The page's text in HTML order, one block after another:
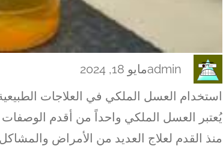
adminمايو 18, 2024
استخدام العسل الملكي في العلاجات
يُعتبر العسل الملكي واحداً من أقدم
منذ القدم لعلاج العديد من الأمراض